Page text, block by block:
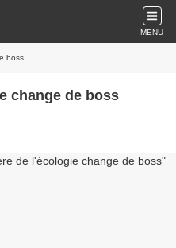
MENU
boss
change de boss